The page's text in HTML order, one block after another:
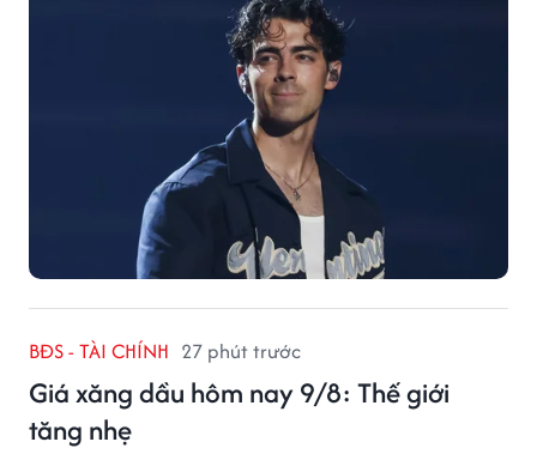
BĐS - TÀI CHÍNH 27 phút trước
Giá xăng dầu hôm nay 9/8: Thế giới
tăng nhẹ